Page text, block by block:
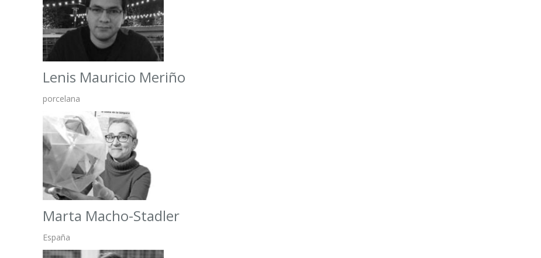
Lenis Mauricio Meriño
porcelana
Marta Macho-Stadler
España